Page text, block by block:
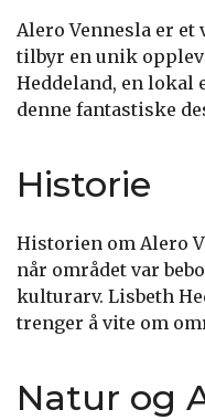
Alero Vennesla er
tilbyr en unik
Heddeland, en lokal
denne fantastiske
Historie
Historien om Alero
når området var
kulturarv. Lisbeth
trenger å vite om
Natur og